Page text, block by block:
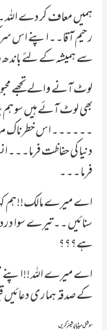
ہمیں معاف کر دے اللہ
رحیم آقا۔۔اپنے اس
سے ہمیشہ کے لئے
لوٹ آنے والے تجھے
بھی لوٹ آئے ہیں سو ہم
۔۔۔۔۔۔اس خطرناک
دنیا کی حفاظت
فرما ۔۔۔
اے میرے مالک!!ہم
سنائیں ۔۔تیرے سوا درد
ہے؟؟؟
اے میرے اللہ !!اپنے
کے صدقہ ہماری
سوشل میڈیا پر شیئر کریں